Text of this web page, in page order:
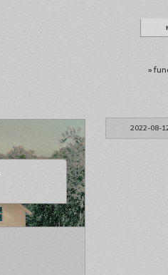
»
2022-08-